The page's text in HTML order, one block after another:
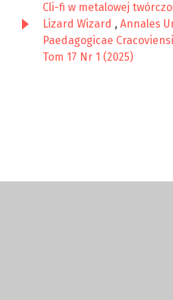
Cli-fi w metalowej
Lizard Wizard , Annales
Paedagogicae
Tom 17 Nr 1 (2025)